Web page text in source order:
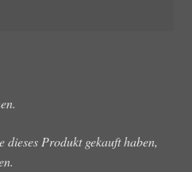
Produkt gekauft haben,